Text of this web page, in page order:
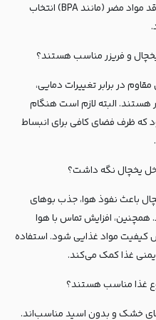
مواد مضر (مانندBPA) انتخاب
در برابر تغییرات دمایی،
هستند. البته لازم است هنگام
که ظرف فضای کافی برای انبساط
باعث نفوذ هوا، جذب بوهای
افزایش تماس با هوا
کیفیت مواد غذایی شود. استفاده
غذا کمک می‌کند.
خشک و بدون اسید مناسب‌اند.